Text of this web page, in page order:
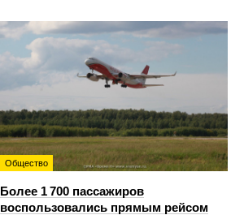
Общество
Более 1 700 пассажиров
воспользовались прямым рейсом